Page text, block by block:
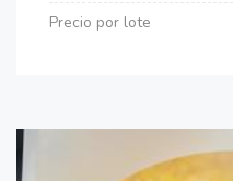
Precio por lote